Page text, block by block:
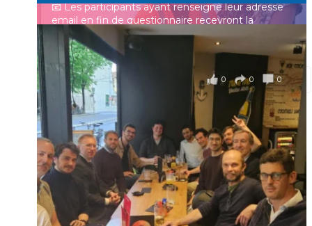
Charger plus Suivre sur Instagram
📧 Les participants ayant renseigné leur adresse
email en fin de questionnaire recevront la
synthèse des résultats...Voir plus
il y a 4 mois
0 0 0
Voir sur Facebook
Se souvenir de moi
Connexion
Identifiant oublié ?
Mot de passe
oublié ?